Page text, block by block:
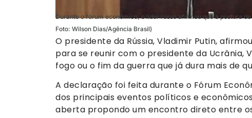
Durante o fórum econômico, o líder russo afirmou que a postura
Foto: Wilson Dias/Agência Brasil)
O presidente da Rússia, Vladimir Putin,
para se reunir com o presidente da Ucrânia,
fogo ou o fim da guerra que já dura mais de
A declaração foi feita durante o Fórum
dos principais eventos políticos e
aberta propondo um encontro direto entre